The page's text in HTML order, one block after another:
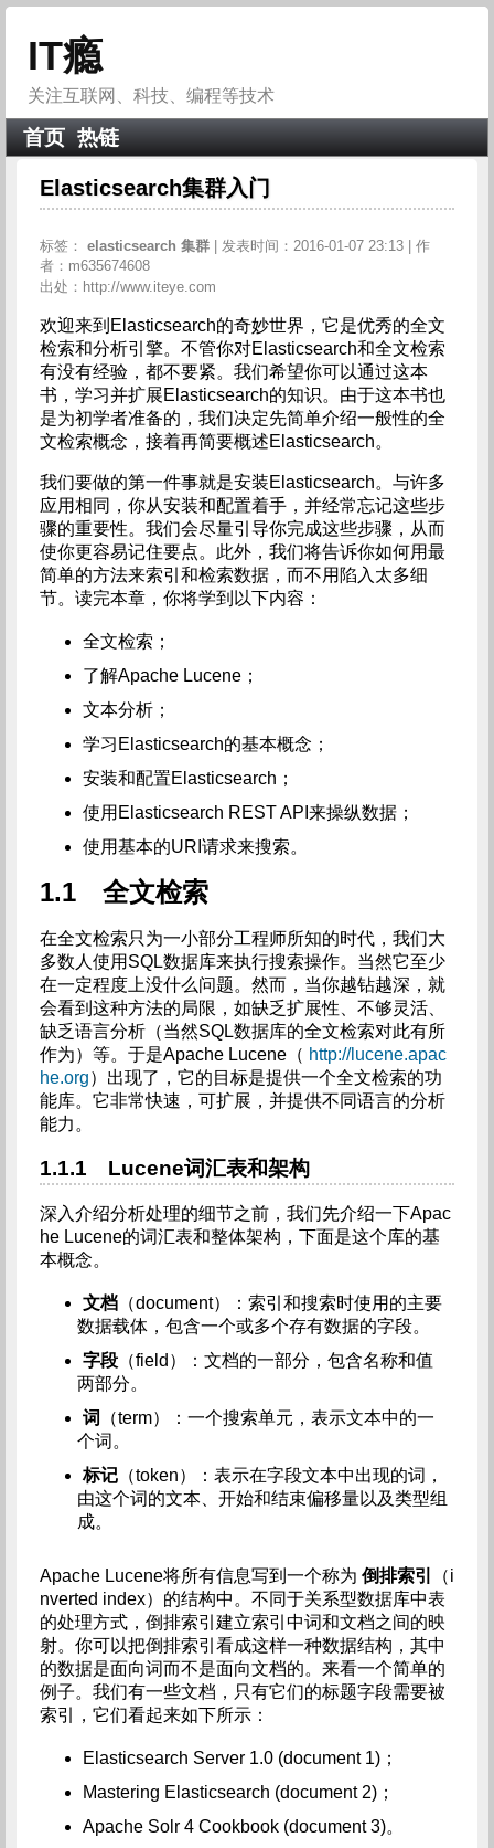
IT瘾
关注互联网、科技、编程等技术
首页 热链
Elasticsearch集群入门
标签： elasticsearch 集群
| 发表时间：2016-01-07 23:13 | 作
者：m635674608
出处：http://www.iteye.com
欢迎来到Elasticsearch的奇妙世界，它是优秀的全文
检索和分析引擎。不管你对Elasticsearch和全文检索
有没有经验，都不要紧。我们希望你可以通过这本
书，学习并扩展Elasticsearch的知识。由于这本书也
是为初学者准备的，我们决定先简单介绍一般性的全
文检索概念，接着再简要概述Elasticsearch。
我们要做的第一件事就是安装Elasticsearch。与许多
应用相同，你从安装和配置着手，并经常忘记这些步
骤的重要性。我们会尽量引导你完成这些步骤，从而
使你更容易记住要点。此外，我们将告诉你如何用最
简单的方法来索引和检索数据，而不用陷入太多细
节。读完本章，你将学到以下内容：
全文检索；
了解Apache Lucene；
文本分析；
学习Elasticsearch的基本概念；
安装和配置Elasticsearch；
使用Elasticsearch REST API来操纵数据；
使用基本的URI请求来搜索。
1.1 全文检索
在全文检索只为一小部分工程师所知的时代，我们大
多数人使用SQL数据库来执行搜索操作。当然它至少
在一定程度上没什么问题。然而，当你越钻越深，就
会看到这种方法的局限，如缺乏扩展性、不够灵活、
缺乏语言分析（当然SQL数据库的全文检索对此有所
作为）等。于是Apache Lucene（ http://lucene.apac
he.org）出现了，它的目标是提供一个全文检索的功
能库。它非常快速，可扩展，并提供不同语言的分析
能力。
1.1.1 Lucene词汇表和架构
深入介绍分析处理的细节之前，我们先介绍一下Apac
he Lucene的词汇表和整体架构，下面是这个库的基
本概念。
文档（document）：索引和搜索时使用的主要
数据载体，包含一个或多个存有数据的字段。
字段（field）：文档的一部分，包含名称和值
两部分。
词
（term）：一个搜索单元，表示文本中的一
个词。
标记（token）：表示在字段文本中出现的词，
由这个词的文本、开始和结束偏移量以及类型组
成。
Apache Lucene将所有信息写到一个称为 倒排索引
（i
nverted index）的结构中。不同于关系型数据库中表
的处理方式，倒排索引建立索引中词和文档之间的映
射。你可以把倒排索引看成这样一种数据结构，其中
的数据是面向词而不是面向文档的。来看一个简单的
例子。我们有一些文档，只有它们的标题字段需要被
索引，它们看起来如下所示：
Elasticsearch Server 1.0 (document 1)；
Mastering Elasticsearch (document 2)；
Apache Solr 4 Cookbook (document 3)。